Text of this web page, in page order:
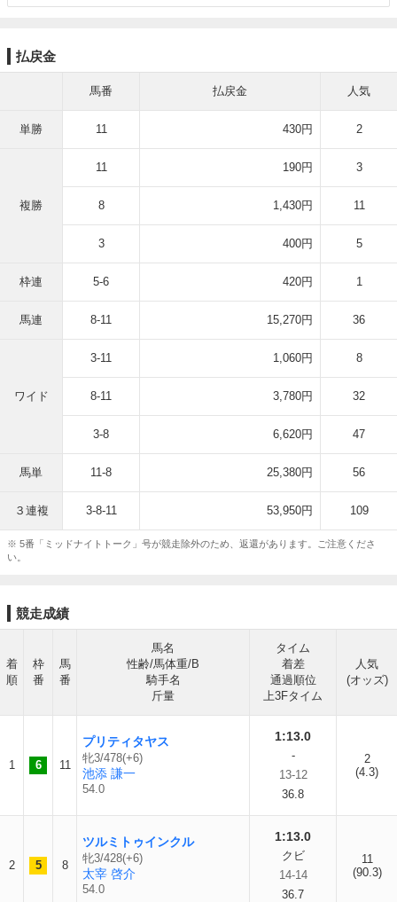
払戻金
馬番 払戻金 人気
単勝 11 430円 2
複勝
11 190円 3
8 1,430円 11
3 400円 5
枠連 5-6 420円 1
馬連 8-11 15,270円 36
ワイド
3-11 1,060円 8
8-11 3,780円 32
3-8 6,620円 47
馬単 11-8 25,380円 56
３連複 3-8-11 53,950円 109
※ 5番「ミッドナイトトーク」号が競走除外のため、返還があります。ご注意くださ
い。
競走成績
着
順
枠
番
馬
番
馬名
性齢/馬体重/B
騎手名
斤量
タイム
着差
通過順位
上3Fタイム
人気
(オッズ)
1 6 11
プリティタヤス
牝3/478(+6)
池添 謙一
54.0
1:13.0
-
13-12
36.8
2
(4.3)
2 5 8
ツルミトゥインクル
牝3/428(+6)
太宰 啓介
54.0
1:13.0
クビ
14-14
36.7
11
(90.3)